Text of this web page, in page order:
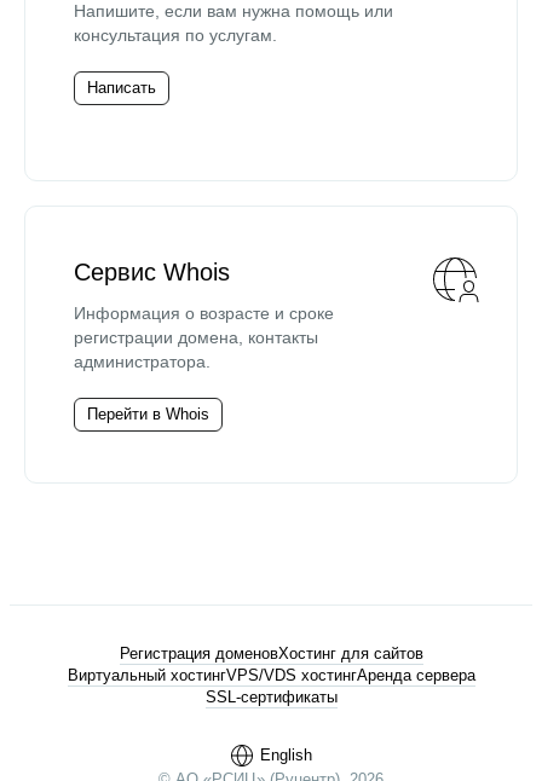
Напишите, если вам нужна помощь или
консультация по услугам.
Написать
Сервис Whois
Информация о возрасте и сроке
регистрации домена, контакты
администратора.
Перейти в Whois
English
Регистрация доменовХостинг для сайтов
Виртуальный хостингVPS/VDS хостингАренда сервера
SSL-сертификаты